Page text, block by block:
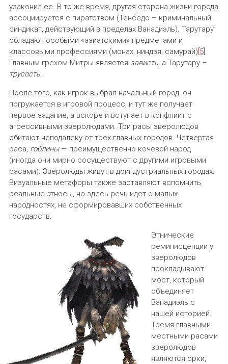
узаконил ее. В то же время, другая сторона жизни города
ассоциируется с пиратством (Тенсёдо – криминальный
синдикат, действующий в пределах Ванадиэль). Тарутару
обладают особыми «азиатскими» предметами и
классовыми профессиями (монах, ниндзя, самурай) [5] .
Главным грехом Митры является зависть, а Тарутару –
трусость.
После того, как игрок выбрал начальный город, он
погружается в игровой процесс, и тут же получает
первое задание, а вскоре и вступает в конфликт с
агрессивными зверолюдами. Три расы зверолюдов
обитают неподалеку от трех главных городов. Четвертая
раса, гоблины— преимущественно кочевой народ
(иногда они мирно сосуществуют с другими игровыми
расами). Зверолюды живут в доиндустриальных городах.
Визуальные метафоры также заставляют вспомнить
реальные этносы, но здесь речь идет о малых
народностях, не сформировавших собственных
государств.
Этнические
реминисценции у
зверолюдов
прокладывают
мост, который
объединяет
Ванадиэль с
нашей историей.
Тремя главными
местными расами
зверолюдов
являются орки,